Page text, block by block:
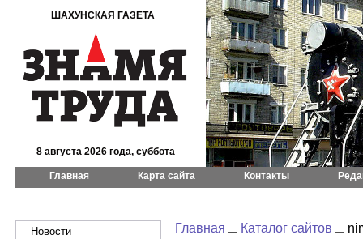
ШАХУНСКАЯ ГАЗЕТА
8 августа 2026 года, суббота
Главная Карта сайта Контакты
Новости
Главная Каталог сайтов